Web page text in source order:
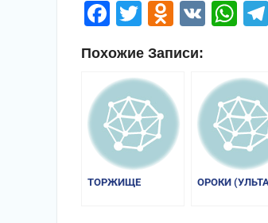
Facebook
TwitterVK
Похожие Записи:
ТОРЖИЩЕ ОРОКИ